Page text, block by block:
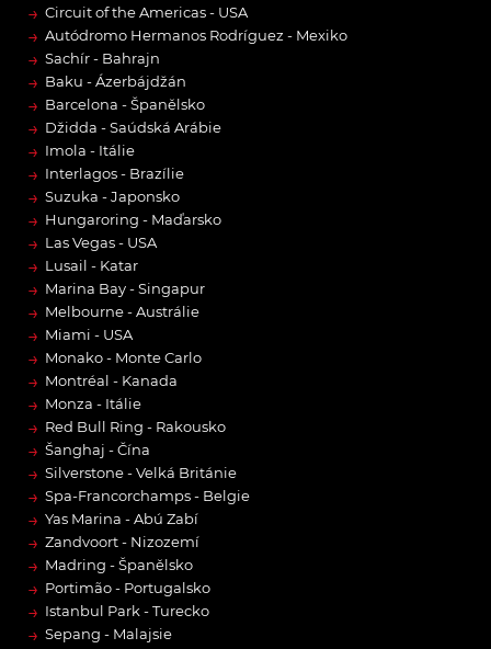
→ Circuit of the Americas - USA
→ Autódromo Hermanos Rodríguez - Mexiko
→ Sachír - Bahrajn
→ Baku - Ázerbájdžán
→ Barcelona - Španělsko
→ Džidda - Saúdská Arábie
→ Imola - Itálie
→ Interlagos - Brazílie
→ Suzuka - Japonsko
→ Hungaroring - Maďarsko
→ Las Vegas - USA
→ Lusail - Katar
→ Marina Bay - Singapur
→ Melbourne - Austrálie
→ Miami - USA
→ Monako - Monte Carlo
→ Montréal - Kanada
→ Monza - Itálie
→ Red Bull Ring - Rakousko
→ Šanghaj - Čína
→ Silverstone - Velká Británie
→ Spa-Francorchamps - Belgie
→ Yas Marina - Abú Zabí
→ Zandvoort - Nizozemí
→ Madring - Španělsko
→ Portimão - Portugalsko
→ Istanbul Park - Turecko
→ Sepang - Malajsie